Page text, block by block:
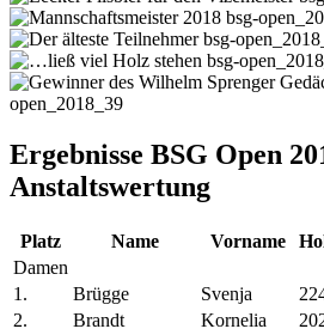
bsg-
bsg-
bsg-
open_2018_39
Ergebnisse BSG Open
Anstaltswertung
Platz Name Vorname
Damen
1.
Brügge Svenja
2.
Brandt Kornelia